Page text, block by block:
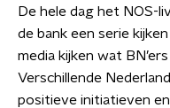
De hele dag het NOS-
de bank een serie
media kijken wat
Verschillende
positieve initiatieven